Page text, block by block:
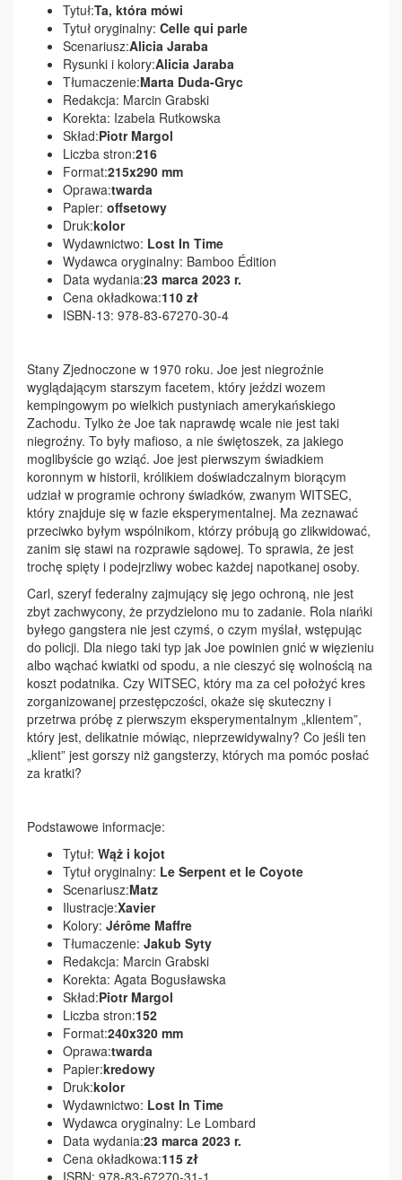
Tytuł:Ta, która mówi
Tytuł oryginalny: Celle qui parle
Scenariusz:Alicia Jaraba
Rysunki i kolory:Alicia Jaraba
Tłumaczenie:Marta Duda-Gryc
Redakcja: Marcin Grabski
Korekta: Izabela Rutkowska
Skład:Piotr Margol
Liczba stron:216
Format:215x290 mm
Oprawa:twarda
Papier: offsetowy
Druk:kolor
Wydawnictwo: Lost In Time
Wydawca oryginalny: Bamboo Édition
Data wydania:23 marca 2023 r.
Cena okładkowa:110 zł
ISBN-13: 978-83-67270-30-4
Stany Zjednoczone w 1970 roku. Joe jest niegroźnie
wyglądającym starszym facetem, który jeździ wozem
kempingowym po wielkich pustyniach amerykańskiego
Zachodu. Tylko że Joe tak naprawdę wcale nie jest taki
niegroźny. To były mafioso, a nie świętoszek, za jakiego
moglibyście go wziąć. Joe jest pierwszym świadkiem
koronnym w historii, królikiem doświadczalnym biorącym
udział w programie ochrony świadków, zwanym WITSEC,
który znajduje się w fazie eksperymentalnej. Ma zeznawać
przeciwko byłym wspólnikom, którzy próbują go zlikwidować,
zanim się stawi na rozprawie sądowej. To sprawia, że jest
trochę spięty i podejrzliwy wobec każdej napotkanej osoby.
Carl, szeryf federalny zajmujący się jego ochroną, nie jest
zbyt zachwycony, że przydzielono mu to zadanie. Rola niańki
byłego gangstera nie jest czymś, o czym myślał, wstępując
do policji. Dla niego taki typ jak Joe powinien gnić w więzieniu
albo wąchać kwiatki od spodu, a nie cieszyć się wolnością na
koszt podatnika. Czy WITSEC, który ma za cel położyć kres
zorganizowanej przestępczości, okaże się skuteczny i
przetrwa próbę z pierwszym eksperymentalnym „klientem”,
który jest, delikatnie mówiąc, nieprzewidywalny? Co jeśli ten
„klient” jest gorszy niż gangsterzy, których ma pomóc posłać
za kratki?
Podstawowe informacje:
Tytuł: Wąż i kojot
Tytuł oryginalny: Le Serpent et le Coyote
Scenariusz:Matz
Ilustracje:Xavier
Kolory: Jérôme Maffre
Tłumaczenie: Jakub Syty
Redakcja: Marcin Grabski
Korekta: Agata Bogusławska
Skład:Piotr Margol
Liczba stron:152
Format:240x320 mm
Oprawa:twarda
Papier:kredowy
Druk:kolor
Wydawnictwo: Lost In Time
Wydawca oryginalny: Le Lombard
Data wydania:23 marca 2023 r.
Cena okładkowa:115 zł
ISBN: 978-83-67270-31-1